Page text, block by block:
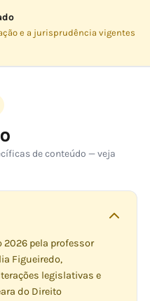
e a jurisprudência vigentes
de conteúdo — veja
2026 pela professor
Figueiredo,
legislativas e
do Direito